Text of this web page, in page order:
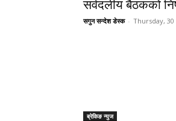
सर्वदलीय बैठकको
सगुन सन्देश डेस्क - Thursday,
ब्रेकिङ न्युज